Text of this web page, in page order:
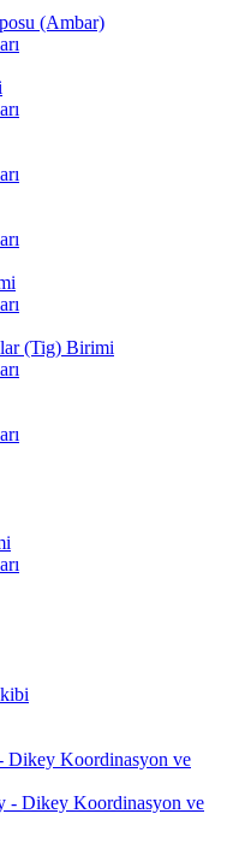
(Ambar)
(Tig) Birimi
Dikey Koordinasyon ve
- Dikey Koordinasyon ve